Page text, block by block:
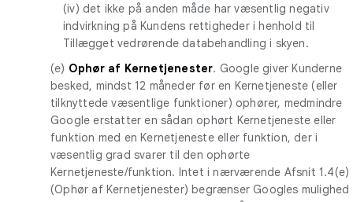
(iv) det ikke på anden måde har væsentlig negativ
indvirkning på Kundens rettigheder i henhold til
Tillægget vedrørende databehandling i skyen.
(e) Ophør af Kernetjenester. Google giver Kunderne
besked, mindst 12 måneder før en Kernetjeneste (eller
tilknyttede væsentlige funktioner) ophører, medmindre
Google erstatter en sådan ophørt Kernetjeneste eller
funktion med en Kernetjeneste eller funktion, der i
væsentlig grad svarer til den ophørte
Kernetjeneste/funktion. Intet i nærværende Afsnit 1.4(e)
(Ophør af Kernetjenester) begrænser Googles mulighed